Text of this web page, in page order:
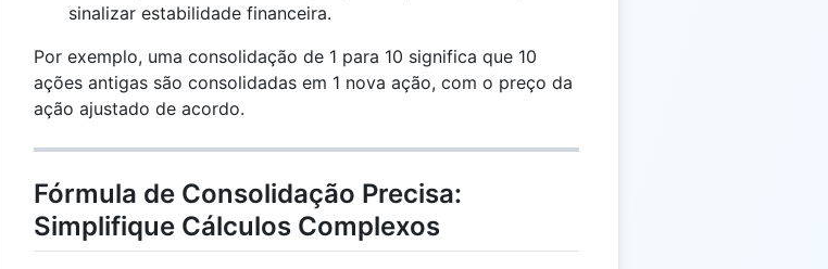
sinalizar estabilidade financeira.
Por exemplo, uma consolidação de 1 para 10 significa que 10
ações antigas são consolidadas em 1 nova ação, com o preço da
ação ajustado de acordo.
Fórmula de Consolidação Precisa:
Simplifique Cálculos Complexos